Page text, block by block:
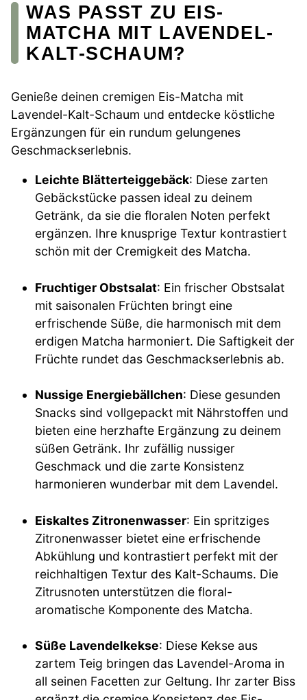
WAS PASST ZU EIS-
MATCHA MIT LAVENDEL-
KALT-SCHAUM?
Genieße deinen cremigen Eis-Matcha mit
Lavendel-Kalt-Schaum und entdecke köstliche
Ergänzungen für ein rundum gelungenes
Geschmackserlebnis.
Leichte Blätterteiggebäck: Diese zarten
Gebäckstücke passen ideal zu deinem
Getränk, da sie die floralen Noten perfekt
ergänzen. Ihre knusprige Textur kontrastiert
schön mit der Cremigkeit des Matcha.
Fruchtiger Obstsalat: Ein frischer Obstsalat
mit saisonalen Früchten bringt eine
erfrischende Süße, die harmonisch mit dem
erdigen Matcha harmoniert. Die Saftigkeit der
Früchte rundet das Geschmackserlebnis ab.
Nussige Energiebällchen: Diese gesunden
Snacks sind vollgepackt mit Nährstoffen und
bieten eine herzhafte Ergänzung zu deinem
süßen Getränk. Ihr zufällig nussiger
Geschmack und die zarte Konsistenz
harmonieren wunderbar mit dem Lavendel.
Eiskaltes Zitronenwasser: Ein spritziges
Zitronenwasser bietet eine erfrischende
Abkühlung und kontrastiert perfekt mit der
reichhaltigen Textur des Kalt-Schaums. Die
Zitrusnoten unterstützen die floral-
aromatische Komponente des Matcha.
Süße Lavendelkekse: Diese Kekse aus
zartem Teig bringen das Lavendel-Aroma in
all seinen Facetten zur Geltung. Ihr zarter Biss